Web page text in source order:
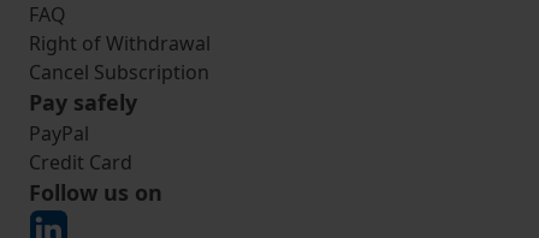
FAQ
Right of Withdrawal
Cancel Subscription
Pay safely
PayPal
Credit Card
Follow us on